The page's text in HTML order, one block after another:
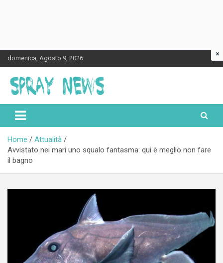
Skip
to
content
domenica, Agosto 9, 2026
Spraynews.it
Home
Attualità
Avvistato nei mari uno squalo fantasma: qui è meglio non fare
il bagno
×